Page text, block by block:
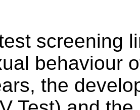
screening
behaviour
the